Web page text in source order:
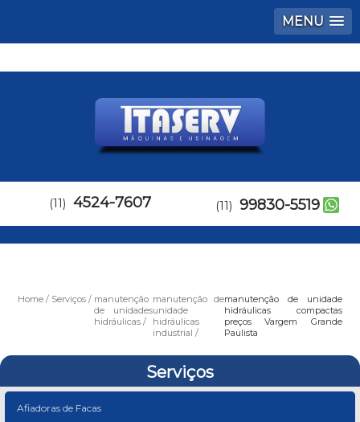
MENU
(11) 4524-7607 (11) 99830-5519
Home Serviços
manutenção
de unidades
hidráulicas
manutenção de
unidade
hidráulicas
industrial
manutenção de unidade
hidráulicas compactas
preços Vargem Grande
Paulista
Serviços
Afiadoras de Facas